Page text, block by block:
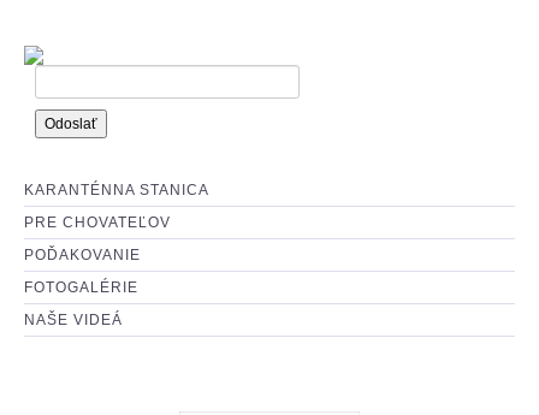
KARANTÉNNA STANICA
PRE CHOVATEĽOV
POĎAKOVANIE
FOTOGALÉRIE
NAŠE VIDEÁ